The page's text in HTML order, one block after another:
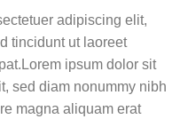
adipiscing elit,
tincidunt ut laoreet
ipsum dolor sit
sed diam nonummy nibh
magna aliquam erat